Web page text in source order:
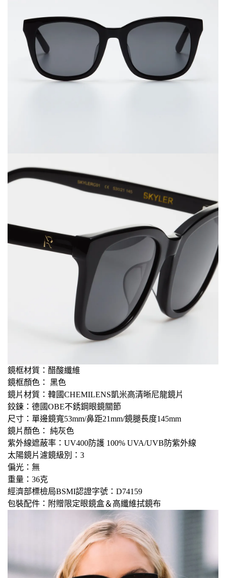
鏡框材質：醋酸纖維
鏡框顏色： 黑色
鏡片材質：韓國CHEMILENS凱米高清晰尼龍鏡片
鉸鍊：德國OBE不銹鋼眼鏡關節
尺寸：單邊鏡寬53mm/鼻距21mm/鏡腿長度145mm
鏡片顏色： 純灰色
紫外線遮蔽率：UV400防護 100% UVA/UVB防紫外線
太陽鏡片濾鏡級別：3
偏光：無
重量：36克
經濟部標檢局BSMI認證字號：D74159
包裝配件：附贈限定眼鏡盒＆高纖維拭鏡布